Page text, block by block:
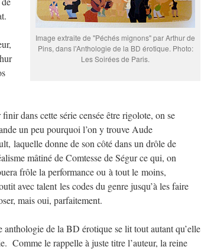
Image extraite de "Péchés mignons" par Arthur de
Pins, dans l'Anthologie de la BD érotique. Photo:
Les Soirées de Paris.
finir dans cette série censée être rigolote, on se
un peu pourquoi l’on y trouve Aude
laquelle donne de son côté dans un drôle de
mâtiné de Comtesse de Ségur ce qui, on
frôle la performance ou à tout le moins,
avec talent les codes du genre jusqu’à les faire
mais oui, parfaitement.
anthologie de la BD érotique se lit tout autant qu’elle
Comme le rappelle à juste titre l’auteur, la reine